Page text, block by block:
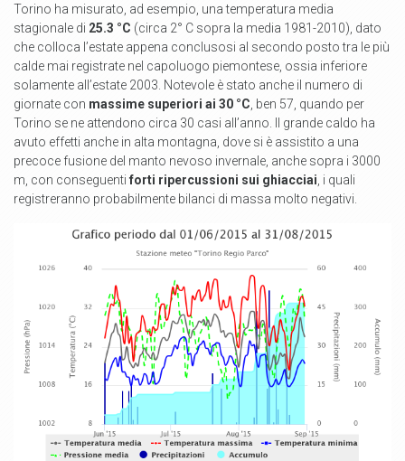
Torino ha misurato, ad esempio, una temperatura media
stagionale di 25.3 °C (circa 2° C sopra la media 1981-2010), dato
che colloca l’estate appena conclusosi al secondo posto tra le più
calde mai registrate nel capoluogo piemontese, ossia inferiore
solamente all’estate 2003. Notevole è stato anche il numero di
giornate con massime superiori ai 30 °C , ben 57, quando per
Torino se ne attendono circa 30 casi all’anno. Il grande caldo ha
avuto effetti anche in alta montagna, dove si è assistito a una
precoce fusione del manto nevoso invernale, anche sopra i 3000
m, con conseguenti forti ripercussioni sui ghiacciai , i quali
registreranno probabilmente bilanci di massa molto negativi.